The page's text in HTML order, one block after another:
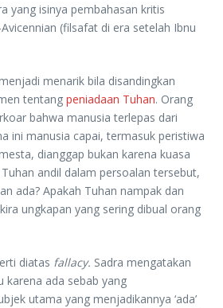
yang isinya pembahasan kritis
(filsafat di era setelah Ibnu
menarik bila disandingkan
tentang peniadaan Tuhan. Orang
bahwa manusia terlepas dari
ini manusia capai, termasuk peristiwa
dianggap bukan karena kuasa
andil dalam persoalan tersebut,
ada? Apakah Tuhan nampak dan
ungkapan yang sering dibual orang
diatas fallacy. Sadra mengatakan
karena ada sebab yang
utama yang menjadikannya ‘ada’